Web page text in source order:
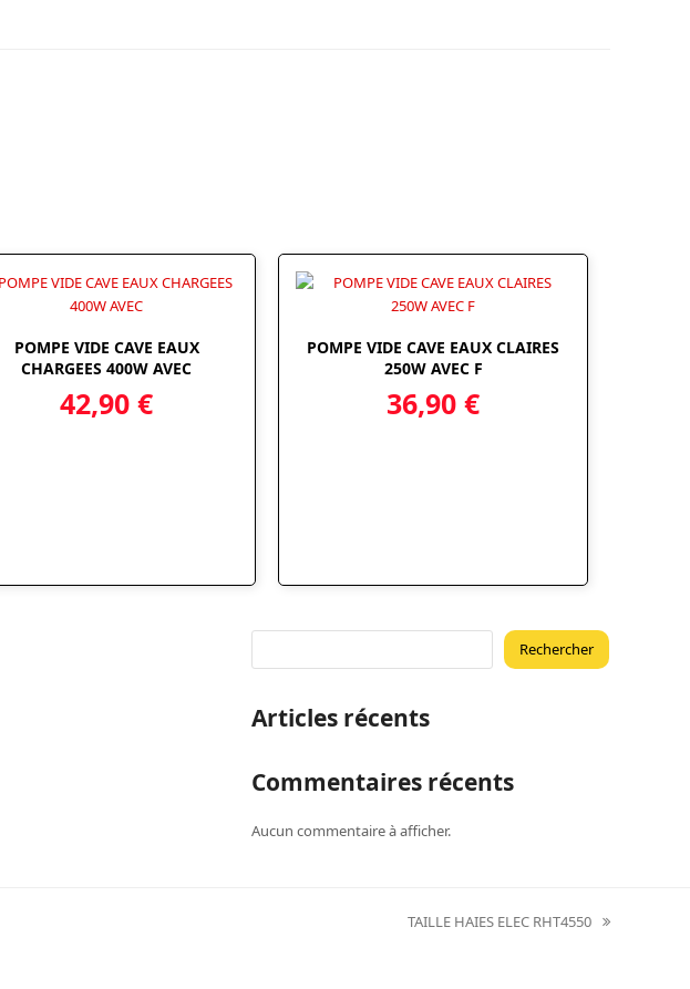
POMPE VIDE CAVE EAUX
CHARGEES 400W AVEC
42,90 €
POMPE VIDE CAVE EAUX CLAIRES
250W AVEC F
36,90 €
Rechercher
Articles récents
Commentaires récents
Aucun commentaire à afficher.
next
TAILLE HAIES ELEC RHT4550